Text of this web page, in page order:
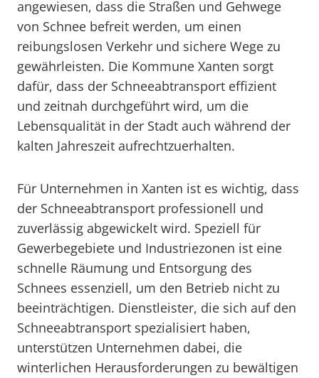
angewiesen, dass die Straßen und Gehwege
von Schnee befreit werden, um einen
reibungslosen Verkehr und sichere Wege zu
gewährleisten. Die Kommune Xanten sorgt
dafür, dass der Schneeabtransport effizient
und zeitnah durchgeführt wird, um die
Lebensqualität in der Stadt auch während der
kalten Jahreszeit aufrechtzuerhalten.
Für Unternehmen in Xanten ist es wichtig, dass
der Schneeabtransport professionell und
zuverlässig abgewickelt wird. Speziell für
Gewerbegebiete und Industriezonen ist eine
schnelle Räumung und Entsorgung des
Schnees essenziell, um den Betrieb nicht zu
beeinträchtigen. Dienstleister, die sich auf den
Schneeabtransport spezialisiert haben,
unterstützen Unternehmen dabei, die
winterlichen Herausforderungen zu bewältigen